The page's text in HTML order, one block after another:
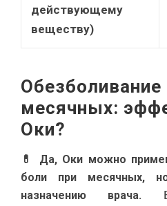
действующему
веществу)
Обезболивание
месячных:
Оки?
💊 Да, Оки можно
боли при месячных,
назначению врача.